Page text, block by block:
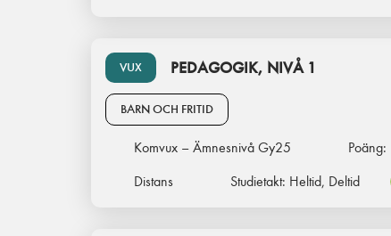
VUX PEDAGOGIK, NIVÅ 1
BARN OCH FRITID
Komvux – Ämnesnivå Gy25 Poäng:
Distans
Studietakt: Heltid, Deltid